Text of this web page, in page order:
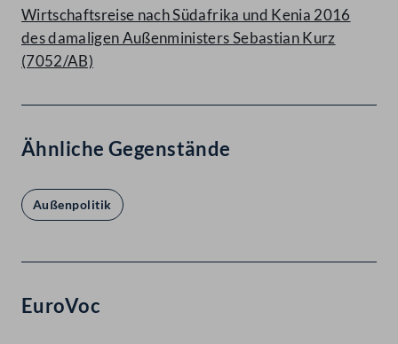
Wirtschaftsreise nach Südafrika und Kenia 2016
des damaligen Außenministers Sebastian Kurz
(7052/AB)
Ähnliche Gegenstände
Außenpolitik
EuroVoc